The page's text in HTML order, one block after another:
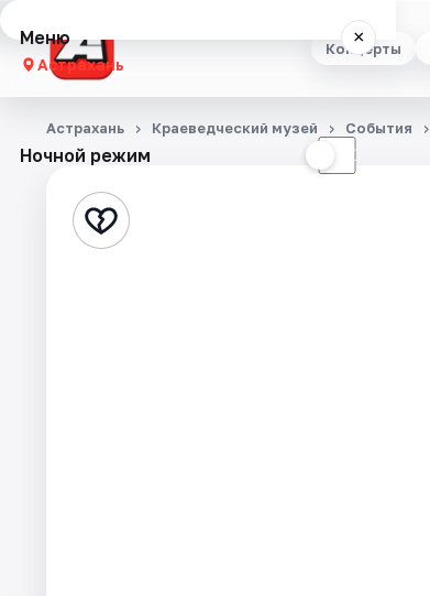
Концерты
Меню ×
Астрахань
Концерты
Стендап
Ночной режим ☾
Астрахань Краеведческий музей События